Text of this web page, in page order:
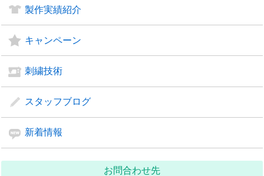
製作実績紹介
キャンペーン
刺繍技術
スタッフブログ
新着情報
お問合わせ先